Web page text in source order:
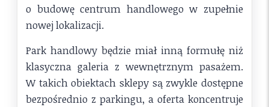
o budowę centrum handlowego w zupełnie
nowej lokalizacji.
Park handlowy będzie miał inną formułę niż
klasyczna galeria z wewnętrznym pasażem.
W takich obiektach sklepy są zwykle dostępne
bezpośrednio z parkingu, a oferta koncentruje